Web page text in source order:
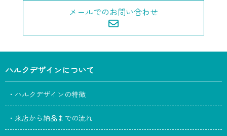
メールでのお問い合わせ
ハルクデザインについて
・ハルクデザインの特徴
・来店から納品までの流れ